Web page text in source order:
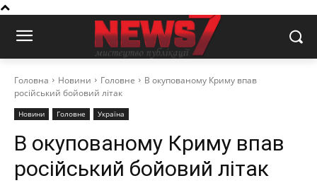
Головна Новини Головне
В окупованому Криму впав
російський бойовий літак
Новини Головне Україна
В окупованому Криму впав
російський бойовий літак